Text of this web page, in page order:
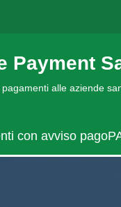
Payment
alle aziende
con avviso